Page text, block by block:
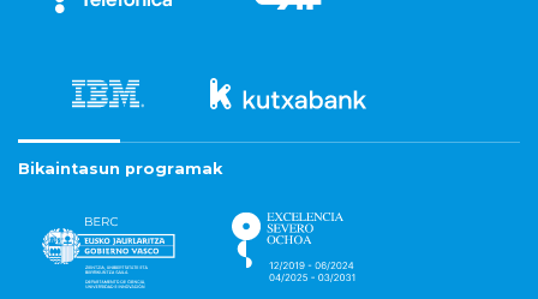
Bikaintasun programak